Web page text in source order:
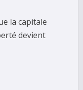
la capitale
devient